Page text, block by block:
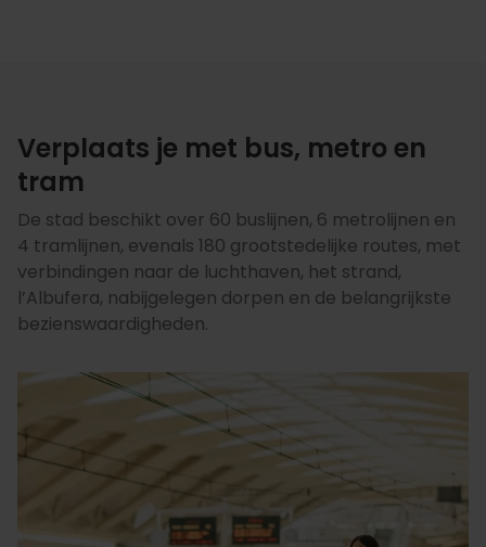
Verplaats je met bus, metro en
tram
De stad beschikt over 60 buslijnen, 6 metrolijnen en
4 tramlijnen, evenals 180 grootstedelijke routes, met
verbindingen naar de luchthaven, het strand,
l’Albufera, nabijgelegen dorpen en de belangrijkste
bezienswaardigheden.